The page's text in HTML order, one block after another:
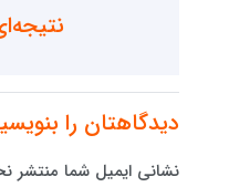
دیدگاهتان را
نشانی ایمیل شما منتشر